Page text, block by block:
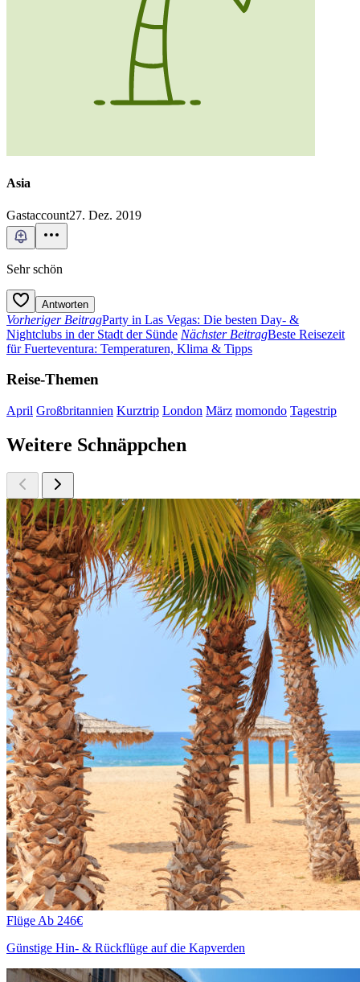
Asia
Gastaccount27. Dez. 2019
Sehr schön
Antworten
Vorheriger BeitragParty in Las Vegas: Die besten Day- &
Nightclubs in der Stadt der Sünde Nächster BeitragBeste Reisezeit
für Fuerteventura: Temperaturen, Klima & Tipps
Reise-Themen
April Großbritannien Kurztrip London März momondo Tagestrip
Weitere Schnäppchen
Flüge Ab 246€
Günstige Hin- & Rückflüge auf die Kapverden